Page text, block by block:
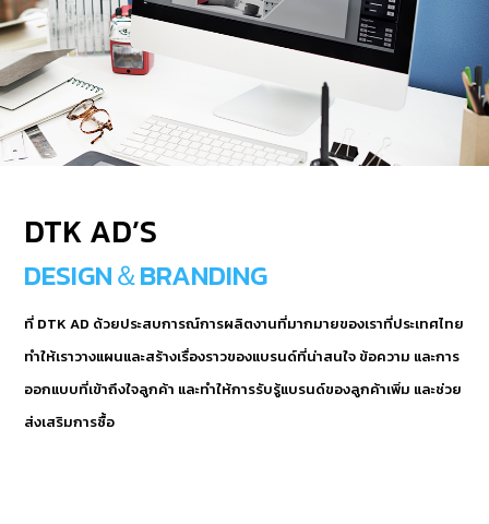
DTK AD’S
DESIGN＆BRANDING
ที่ DTK AD ด้วยประสบการณ์การผลิตงานที่มากมายของเราที่ประเทศไทย
ทำให้เราวางแผนและสร้างเรื่องราวของแบรนด์ที่น่าสนใจ ข้อความ และการ
ออกแบบที่เข้าถึงใจลูกค้า และทำให้การรับรู้แบรนด์ของลูกค้าเพิ่ม และช่วย
ส่งเสริมการซื้อ